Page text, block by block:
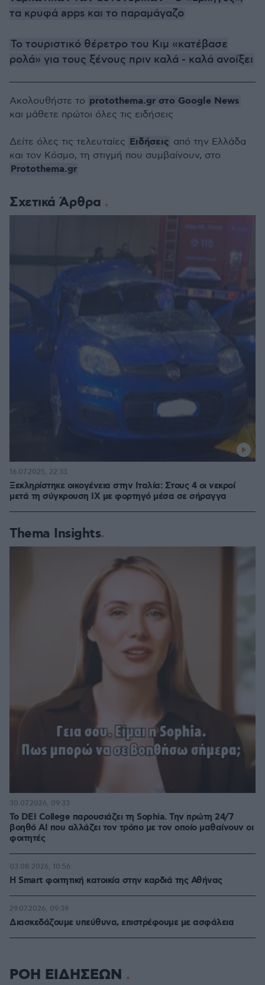
τα κρυφά apps και το παραμάγαζο
Το τουριστικό θέρετρο του Κιμ «κατέβασε
ρολά» για τους ξένους πριν καλά - καλά ανοίξει
Σχετικά Άρθρα
Ξεκληρίστηκε οικογένεια στην Ιταλία: Στους 4 οι νεκροί
μετά τη σύγκρουση ΙΧ με φορτηγό μέσα σε σήραγγα
16.07.2025, 22:33
Thema Insights
Το DEI College παρουσιάζει τη Sophia. Την πρώτη 24/7
βοηθό AI που αλλάζει τον τρόπο με τον οποίο μαθαίνουν οι
φοιτητές
30.07.2026, 09:33
Η Smart φοιτητική κατοικία στην καρδιά της Αθήνας
03.08.2026, 10:56
Διασκεδάζουμε υπεύθυνα, επιστρέφουμε με ασφάλεια
29.07.2026, 09:39
Ακολουθήστε το protothema.gr στο Google News
και μάθετε πρώτοι όλες τις ειδήσεις
Δείτε όλες τις τελευταίες Ειδήσεις από την Ελλάδα
και τον Κόσμο, τη στιγμή που συμβαίνουν, στο
Protothema.gr
ΡΟΗ ΕΙΔΗΣΕΩΝ